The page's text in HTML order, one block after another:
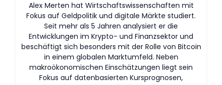
Alex Merten hat Wirtschaftswissenschaften mit
Fokus auf Geldpolitik und digitale Märkte studiert.
Seit mehr als 5 Jahren analysiert er die
Entwicklungen im Krypto- und Finanzsektor und
beschäftigt sich besonders mit der Rolle von Bitcoin
in einem globalen Marktumfeld. Neben
makroökonomischen Einschätzungen liegt sein
Fokus auf datenbasierten Kursprognosen,